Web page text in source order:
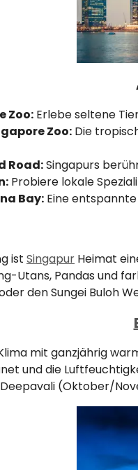
Zoo: Erlebe seltene
Zoo: Die
Road:Singapurs
Probiere lokale
Bay: Eine
ist Singapur Heimat
Utans, Pandas und
den Sungei Buloh
mit ganzjährig
und die
(Oktober/